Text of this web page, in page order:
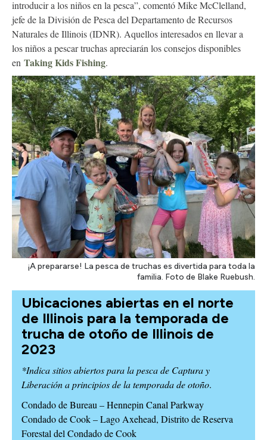
introducir a los niños en la pesca”, comentó Mike McClelland,
jefe de la División de Pesca del Departamento de Recursos
Naturales de Illinois (IDNR). Aquellos interesados en llevar a
los niños a pescar truchas apreciarán los consejos disponibles
en Taking Kids Fishing.
¡A prepararse! La pesca de truchas es divertida para toda la
familia. Foto de Blake Ruebush.
Ubicaciones abiertas en el norte
de Illinois para la temporada de
trucha de otoño de Illinois de
2023
*Indica sitios abiertos para la pesca de Captura y
Liberación a principios de la temporada de otoño.
Condado de Bureau – Hennepin Canal Parkway
Condado de Cook – Lago Axehead, Distrito de Reserva
Forestal del Condado de Cook